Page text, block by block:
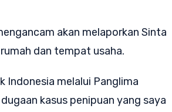
akan melaporkan Sinta
dan tempat usaha.
Indonesia melalui Panglima
kasus penipuan yang saya